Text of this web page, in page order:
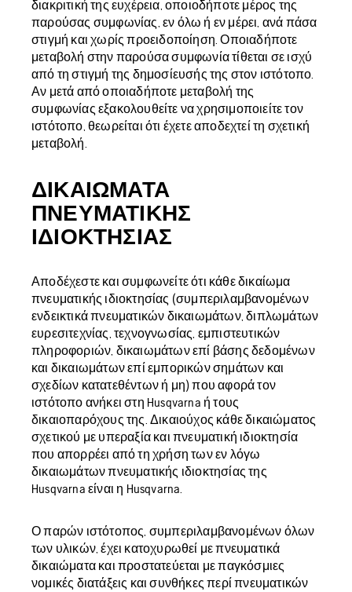
διακριτική της ευχέρεια, οποιοδήποτε μέρος της
παρούσας συμφωνίας, εν όλω ή εν μέρει, ανά πάσα
στιγμή και χωρίς προειδοποίηση. Οποιαδήποτε
μεταβολή στην παρούσα συμφωνία τίθεται σε ισχύ
από τη στιγμή της δημοσίευσής της στον ιστότοπο.
Αν μετά από οποιαδήποτε μεταβολή της
συμφωνίας εξακολουθείτε να χρησιμοποιείτε τον
ιστότοπο, θεωρείται ότι έχετε αποδεχτεί τη σχετική
μεταβολή.
ΔΙΚΑΙΏΜΑΤΑ
ΠΝΕΥΜΑΤΙΚΉΣ
ΙΔΙΟΚΤΗΣΊΑΣ
Αποδέχεστε και συμφωνείτε ότι κάθε δικαίωμα
πνευματικής ιδιοκτησίας (συμπεριλαμβανομένων
ενδεικτικά πνευματικών δικαιωμάτων, διπλωμάτων
ευρεσιτεχνίας, τεχνογνωσίας, εμπιστευτικών
πληροφοριών, δικαιωμάτων επί βάσης δεδομένων
και δικαιωμάτων επί εμπορικών σημάτων και
σχεδίων κατατεθέντων ή μη) που αφορά τον
ιστότοπο ανήκει στη Husqvarna ή τους
δικαιοπαρόχους της. Δικαιούχος κάθε δικαιώματος
σχετικού με υπεραξία και πνευματική ιδιοκτησία
που απορρέει από τη χρήση των εν λόγω
δικαιωμάτων πνευματικής ιδιοκτησίας της
Husqvarna είναι η Husqvarna.
Ο παρών ιστότοπος, συμπεριλαμβανομένων όλων
των υλικών, έχει κατοχυρωθεί με πνευματικά
δικαιώματα και προστατεύεται με παγκόσμιες
νομικές διατάξεις και συνθήκες περί πνευματικών